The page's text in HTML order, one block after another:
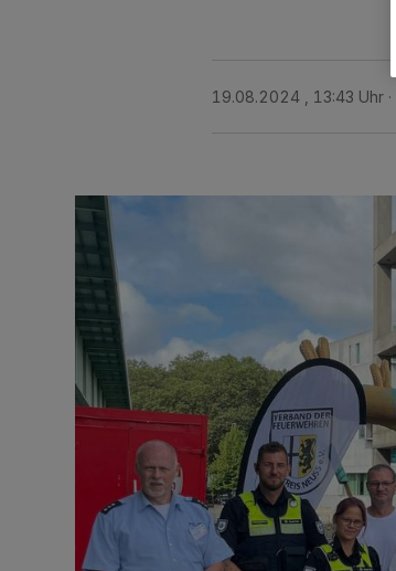
19.08.2024 , 13:43 Uhr